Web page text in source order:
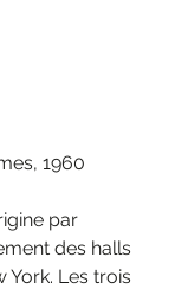
1960
par
des halls
York. Les trois